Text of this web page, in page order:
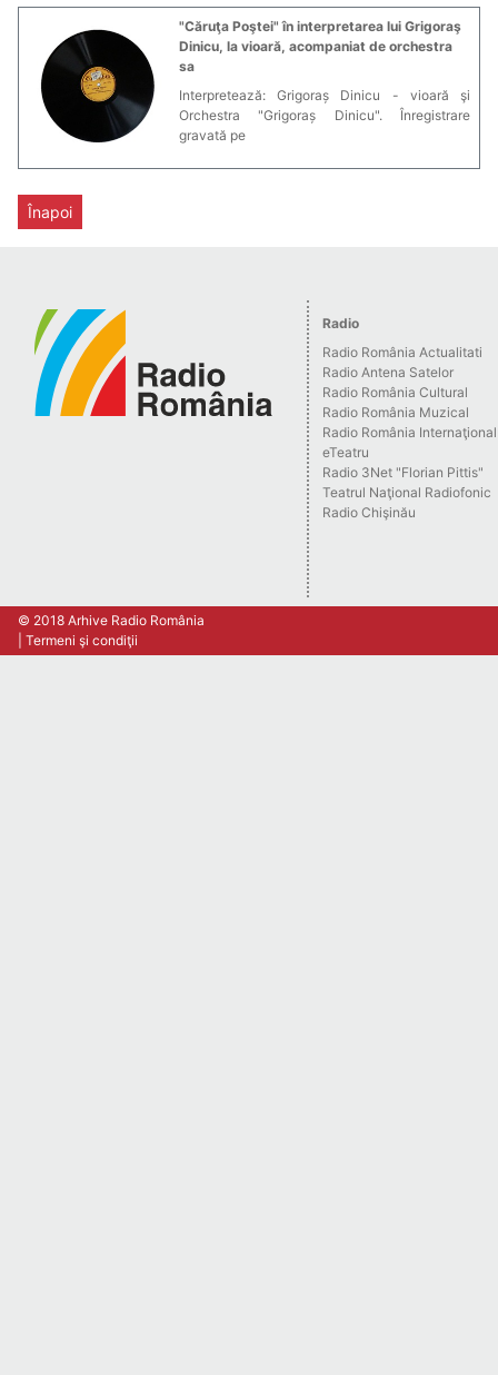
"Căruţa Poştei" în interpretarea lui Grigoraş
Dinicu, la vioară, acompaniat de orchestra
sa
Interpretează: Grigoraș Dinicu - vioară şi
Orchestra "Grigoraș Dinicu". Înregistrare
gravată pe
Înapoi
Radio
Radio România Actualitati
Radio Antena Satelor
Radio România Cultural
Radio România Muzical
Radio România Internaţional
eTeatru
Radio 3Net "Florian Pittis"
Teatrul Naţional Radiofonic
Radio Chişinău
© 2018 Arhive Radio România
Termeni şi condiţii